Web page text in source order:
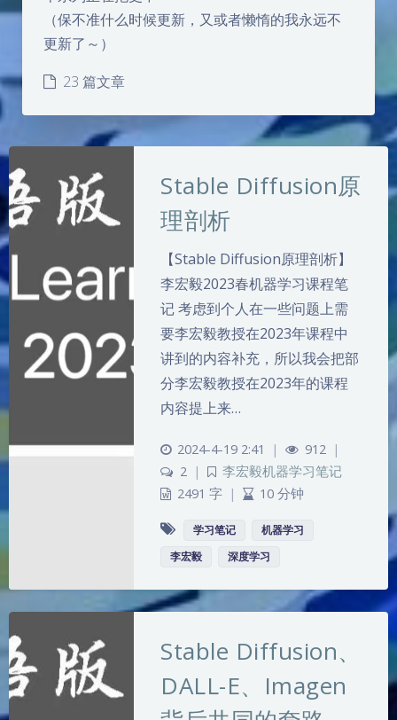
（保不准什么时候更新，又或者懒惰的我永远不
更新了～）
23 篇文章
Stable Diffusion原
理剖析
【Stable Diffusion原理剖析】
李宏毅2023春机器学习课程笔
记 考虑到个人在一些问题上需
要李宏毅教授在2023年课程中
讲到的内容补充，所以我会把部
分李宏毅教授在2023年的课程
内容提上来…
2024-4-19 2:41 | 912 |
2 |
李宏毅机器学习笔记
2491 字 | 10 分钟
学习笔记
机器学习
李宏毅
深度学习
Stable Diffusion、
DALL-E、Imagen